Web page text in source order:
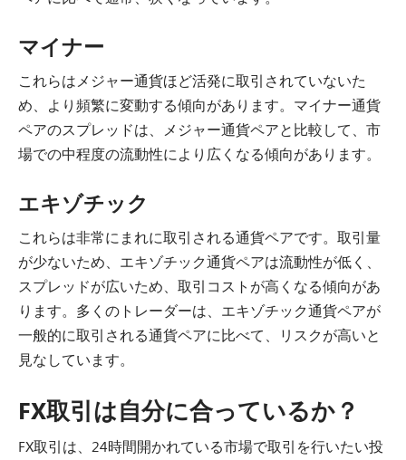
マイナー
これらはメジャー通貨ほど活発に取引されていないた
め、より頻繁に変動する傾向があります。マイナー通貨
ペアのスプレッドは、メジャー通貨ペアと比較して、市
場での中程度の流動性により広くなる傾向があります。
エキゾチック
これらは非常にまれに取引される通貨ペアです。取引量
が少ないため、エキゾチック通貨ペアは流動性が低く、
スプレッドが広いため、取引コストが高くなる傾向があ
ります。多くのトレーダーは、エキゾチック通貨ペアが
一般的に取引される通貨ペアに比べて、リスクが高いと
見なしています。
FX取引は自分に合っているか？
FX取引は、24時間開かれている市場で取引を行いたい投